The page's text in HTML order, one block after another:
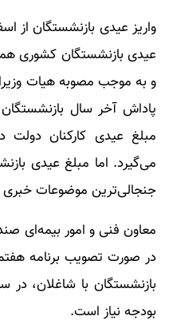
عیدی بازنشستگان کشوری
و به موجب مصوبه هیات
می‌گیرد. اما مبلغ عیدی
جنجالی‌ترین موضوعات
معاون فنی و امور بیمه‌ای
در صورت تصویب برنامه
بودجه نیاز است.